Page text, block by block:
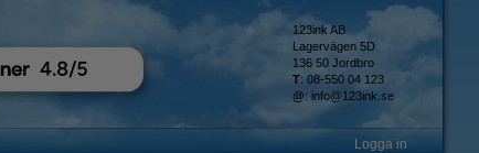
123ink AB
Lagervägen 5D
136 50 Jordbro
T: 08-550 04 123
@: info@123ink.se
Logga in